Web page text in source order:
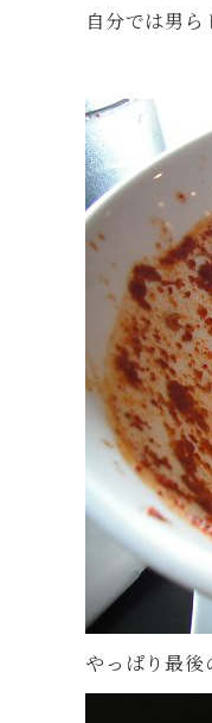
自分では男
やっぱり最後